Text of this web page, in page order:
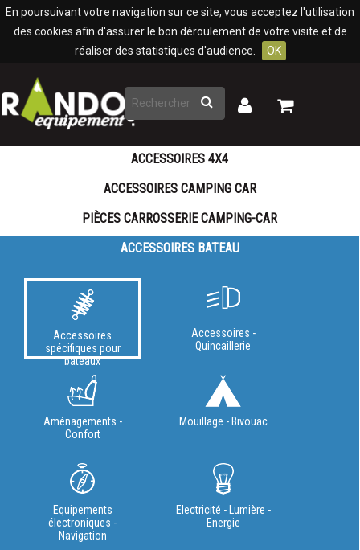
En poursuivant votre navigation sur ce site, vous acceptez l'utilisation
des cookies afin d'assurer le bon déroulement de votre visite et de
réaliser des statistiques d'audience.
OK
Rechercher
Mon
Mon
ACCESSOIRES 4X4
ACCESSOIRES CAMPING CAR
PIÈCES CARROSSERIE CAMPING-CAR
ACCESSOIRES BATEAU
Accessoires
spécifiques pour
bateaux
Accessoires -
Quincaillerie
Aménagements -
Confort
Mouillage - Bivouac
Equipements
électroniques -
Navigation
Electricité - Lumière -
Energie
Panneau de gestion des cookies